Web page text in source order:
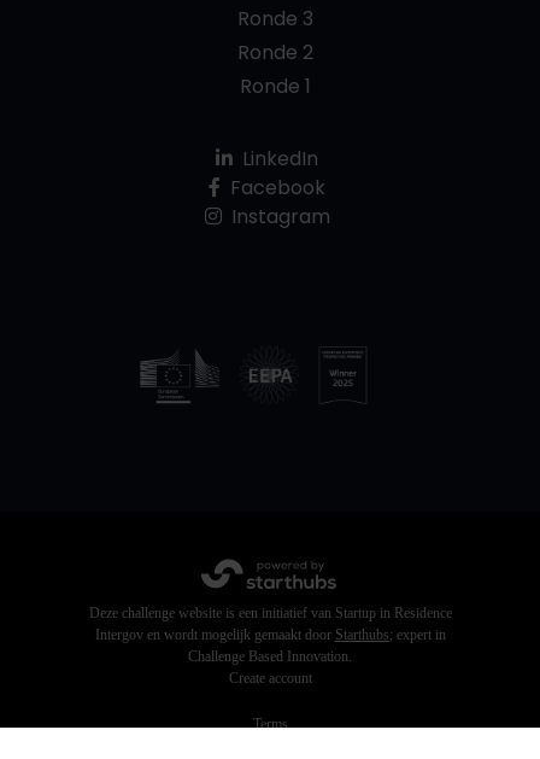
Ronde 3
Ronde 2
Ronde 1
LinkedIn
Facebook
Instagram
Deze challenge website is een initiatief van Startup in Residence
Intergov en wordt mogelijk gemaakt door Starthubs; expert in
Challenge Based Innovation.
Create account
Terms